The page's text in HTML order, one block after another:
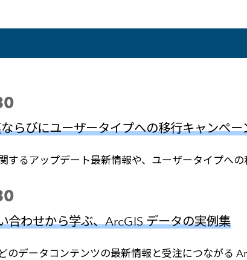
らびにユーザータイプへの移行キャンぺー
するアップデート最新情報や、ユーザータイプへ
合わせから学ぶ、ArcGIS データの実例集
のデータコンテンツの最新情報と受注につながる